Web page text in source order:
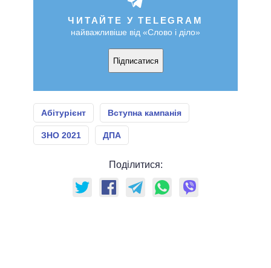
ЧИТАЙТЕ У TELEGRAM
найважливіше від «Слово і діло»
Підписатися
Абітурієнт Вступна кампанія
ЗНО 2021 ДПА
Поділитися: